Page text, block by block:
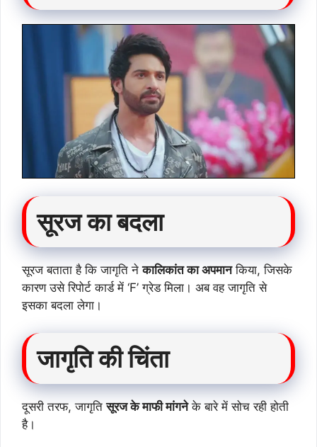
सूरज का बदला
सूरज बताता है कि जागृति नेकालिकांत का अपमानकिया, जिसके
कारण उसे रिपोर्ट कार्ड में ‘F’ ग्रेड मिला। अब वह जागृति से
इसका बदला लेगा।
जागृति की चिंता
दूसरी तरफ, जागृतिसूरज के माफी मांगनेके बारे में सोच रही होती
है।